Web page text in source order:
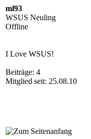
ml93
WSUS Neuling
Offline
I Love WSUS!
Beiträge: 4
Mitglied seit: 25.08.10